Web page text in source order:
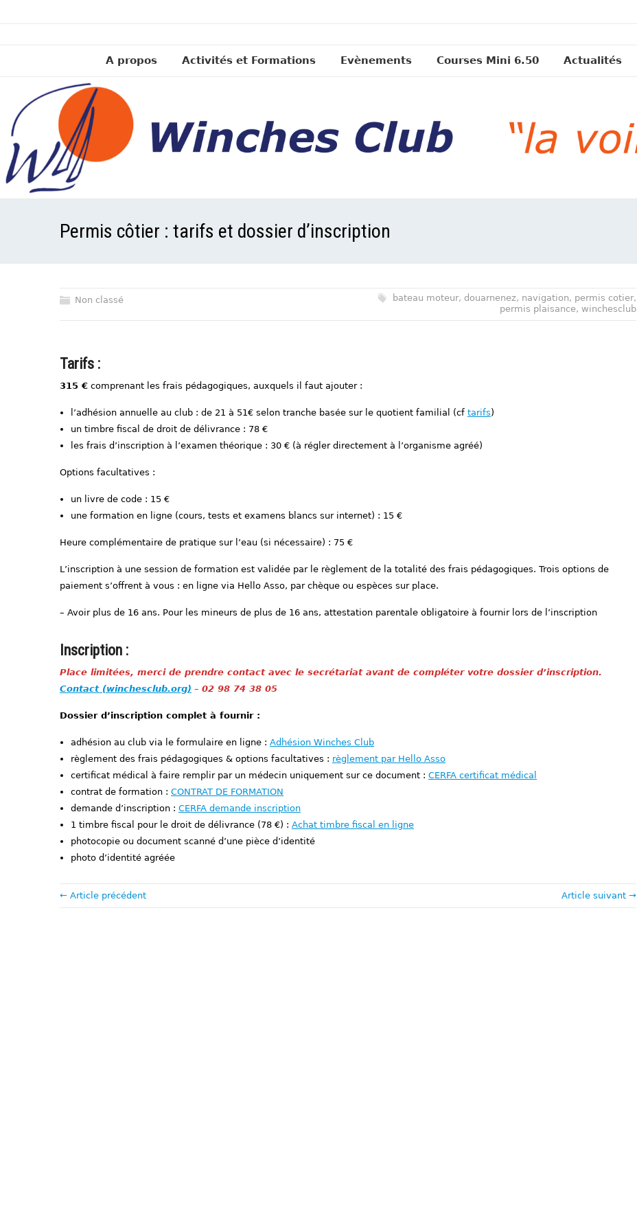
A propos Activités et Formations Evènements Courses Mini 6.50 Actualités
Permis côtier : tarifs et dossier d’inscription
Non classé bateau moteur, douarnenez, navigation, permis cotier,
permis plaisance, winchesclub
Tarifs :
315 € comprenant les frais pédagogiques, auxquels il faut ajouter :
l’adhésion annuelle au club : de 21 à 51€ selon tranche basée sur le quotient familial (cf tarifs)
un timbre fiscal de droit de délivrance : 78 €
les frais d’inscription à l’examen théorique : 30 € (à régler directement à l’organisme agréé)
Options facultatives :
un livre de code : 15 €
une formation en ligne (cours, tests et examens blancs sur internet) : 15 €
Heure complémentaire de pratique sur l’eau (si nécessaire) : 75 €
L’inscription à une session de formation est validée par le règlement de la totalité des frais pédagogiques. Trois options de
paiement s’offrent à vous : en ligne via Hello Asso, par chèque ou espèces sur place.
– Avoir plus de 16 ans. Pour les mineurs de plus de 16 ans, attestation parentale obligatoire à fournir lors de l’inscription
Inscription :
Place limitées, merci de prendre contact avec le secrétariat avant de compléter votre dossier d’inscription.
Contact (winchesclub.org) – 02 98 74 38 05
Dossier d’inscription complet à fournir :
adhésion au club via le formulaire en ligne : Adhésion Winches Club
règlement des frais pédagogiques & options facultatives : règlement par Hello Asso
certificat médical à faire remplir par un médecin uniquement sur ce document : CERFA certificat médical
contrat de formation : CONTRAT DE FORMATION
demande d’inscription : CERFA demande inscription
1 timbre fiscal pour le droit de délivrance (78 €) : Achat timbre fiscal en ligne
photocopie ou document scanné d’une pièce d’identité
photo d’identité agréée
← Article précédent Article suivant →